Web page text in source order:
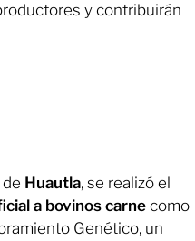
y contribuirán
Huautla, se realizó el
a bovinos carne como
Genético, un